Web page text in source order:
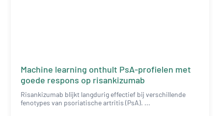
Machine learning onthult PsA-profielen met
goede respons op risankizumab
Risankizumab blijkt langdurig effectief bij verschillende
fenotypes van psoriatische artritis (PsA). ...